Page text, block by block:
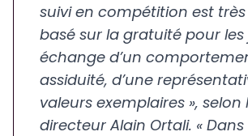
suivi en compétition est
basé sur la gratuité pour les
échange d’un
assiduité, d’une
valeurs exemplaires », selon
directeur Alain Ortali. «